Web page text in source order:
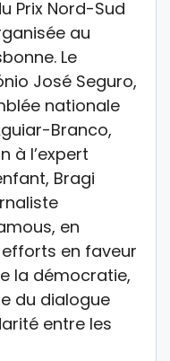
Prix Nord-Sud
au
Le
José Seguro,
nationale
Branco,
à l’expert
Bragi
en
en faveur
la démocratie,
du dialogue
entre les